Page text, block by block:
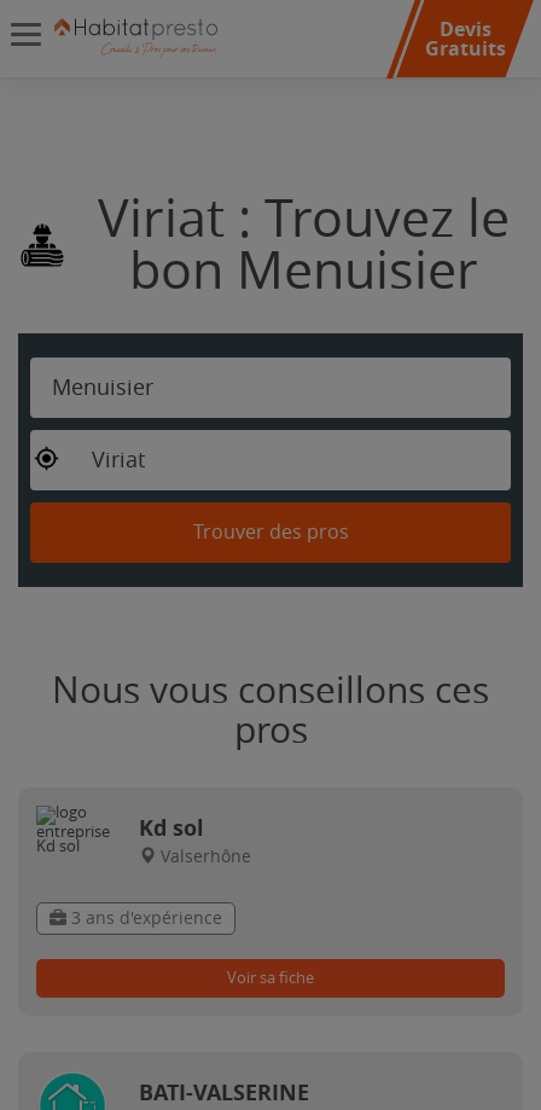
Devis
Gratuits
Viriat : Trouvez le
bon Menuisier
Menuisier
Viriat
Trouver des pros
Nous vous conseillons ces
pros
Kd sol
Valserhône
3 ans d'expérience
Voir sa fiche
BATI-VALSERINE